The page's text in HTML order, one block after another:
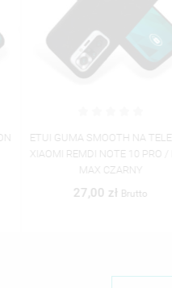
ETUI GUMA SMOOTH NA TELEFON
XIAOMI REMDI NOTE 10 PRO / PRO
MAX CZARNY
27,00 złBrutto